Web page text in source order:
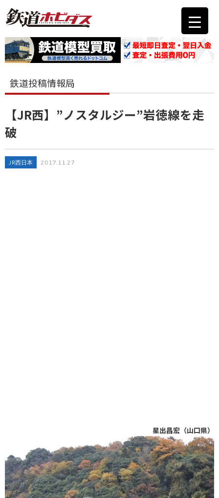
鉄道投稿情報局
【JR西】”ノスタルジー”岩徳線を走
破
JR西日本 2017.11.27
星出昌宏（山口県）